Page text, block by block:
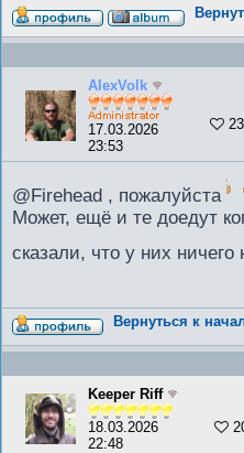
AlexVolk
17.03.2026
23:53
@Firehead , пожалуйста
Может, ещё и те доедут
сказали, что у них ничего
Вернуться к
Keeper Riff
18.03.2026
22:48